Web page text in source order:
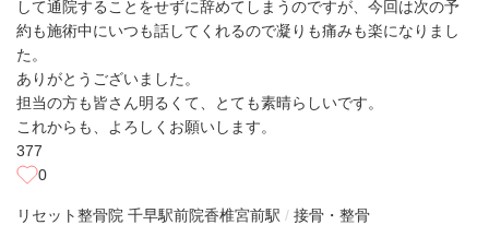
して通院することをせずに辞めてしまうのですが、今回は次の予
約も施術中にいつも話してくれるので凝りも痛みも楽になりまし
た。
ありがとうございました。
担当の方も皆さん明るくて、とても素晴らしいです。
これからも、よろしくお願いします。
377
0
リセット整骨院 千早駅前院香椎宮前駅 接骨・整骨